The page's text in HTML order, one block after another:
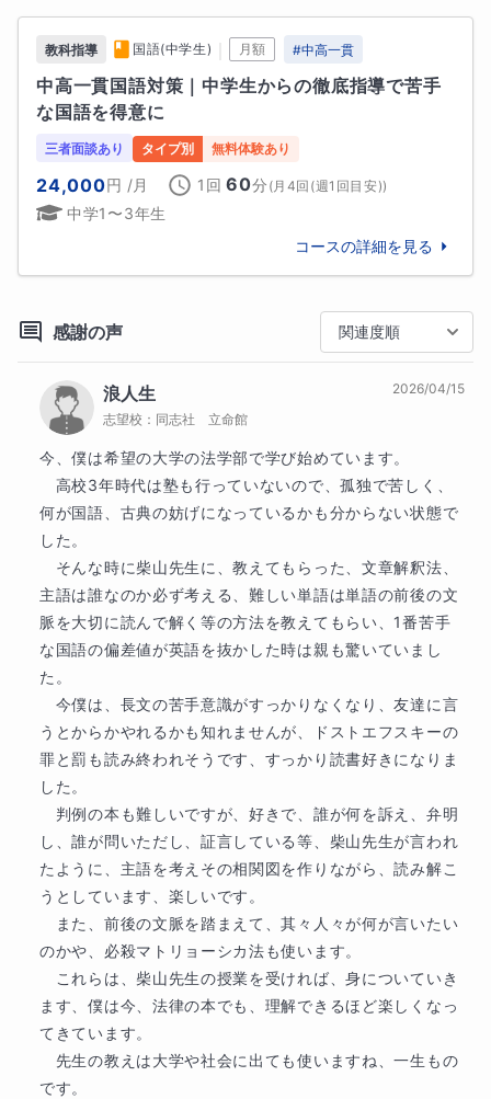
「読む・書く・聞く・まとめる・伝える」を通じたコ
ミュニケーション力や“話させる技術”を生かし、生徒
のやる気や本気、自立心を引き出しています。
国語は、どの科目にも欠かせない「思考力」を育む教
科です。【真の国語力】をつけるために私と一緒に頑
張りましょう！
◆生徒さんへのメッセージ
「憧れの大学に合格したい」
「偏差値をあと10アップしたい」
「小論文を書けるようになりたい」
――こんな切実な目標を持って、皆さんは家庭教師を
探していると思います。
私も「夢や目標を叶えたい生徒さんの助けになれた
ら」という思いで講師を続けています。
国語に限らず勉強で大切なのは、“わからない”という
ことに正直に向き合うこと。
それを解決するためにどうしようという考えが芽生え
た時から、学力アップが始まります。
私を信じて付いてきてついてきてもらえたらと思いま
◆指導科目
━━━━━━━━━━━━━━━━━
高校生：現代文、古文、漢文、小論文、願書・自己推
薦書、面接対策
中学生：現代文、古文、漢文、小論文、願書・自己推
薦書、面接対策
英語・数学（公立高校受験対策）
※そのほか文章にまつわる相談に対応できます！
ビブリオバトルのプレゼン原稿の添削実績も
★★・‥…―━━━―…―━━━―…‥・★★
東洋大学法学部（2024年度合格）
専修大学法学部（2024年度合格）
法政大学法学部（2024年度合格）
法政大学文学部（2024年度推薦合格）
大阪大学外国語学部（2023年度合格）
早稲田大学国際教養学部（2023年度合格）
獨協大学（2023年度合格）
芝浦工業大学建築学部（2023年度推薦合格）
長野県立大学グローバルマネジメント学部（2023年度
八王子学園八王子高校　特選（最上位）クラス（2023
日本女子大学（2022年合格）
京都教育大学教育学部（2021年合格）
京都橘大学書道コース（2021年合格）
広島大学教育学部（2019年合格）
関西外国語大学外国語学部（2019年合格）
大学
難関国公立大学
一橋大学
大阪大学
難関私立大学
学習院大学
慶應義塾大学 中央大学
難関国公立高校
兵庫県立神戸高等学校
難関私立高校
須磨学園高等学校
上位私立高校
八王子学園八王子高等学校
近畿大学附属高等学校
大阪桐蔭高等学校
他 5 校 すべて見る
専門学校
その他
京都コンピュータ学院京都駅前校
＜専＞京都建築大学校
教科指導 国語(中学生) 月額 #中高一貫
中高一貫国語対策｜中学生からの徹底指導で苦手
な国語を得意に
三者面談あり タイプ別 無料体験あり
24,000円 /月 1回 60分 ( 月4回(週1回目安))
中学1〜3年生
コースの詳細を見る
感謝の声 関連度順
浪人生
志望校： 同志社 立命館
2026/04/15
今、僕は希望の大学の法学部で学び始めています。
高校3年時代は塾も行っていないので、孤独で苦しく、
何が国語、古典の妨げになっているかも分からない状態で
した。
そんな時に柴山先生に、教えてもらった、文章解釈法、
主語は誰なのか必ず考える、難しい単語は単語の前後の文
脈を大切に読んで解く等の方法を教えてもらい、1番苦手
な国語の偏差値が英語を抜かした時は親も驚いていまし
た。
今僕は、長文の苦手意識がすっかりなくなり、友達に言
うとからかやれるかも知れませんが、ドストエフスキーの
罪と罰も読み終われそうです、すっかり読書好きになりま
した。
判例の本も難しいですが、好きで、誰が何を訴え、弁明
し、誰が問いただし、証言している等、柴山先生が言われ
たように、主語を考えその相関図を作りながら、読み解こ
うとしています、楽しいです。
また、前後の文脈を踏まえて、其々人々が何が言いたい
のかや、必殺マトリョーシカ法も使います。
これらは、柴山先生の授業を受ければ、身についていき
ます、僕は今、法律の本でも、理解できるほど楽しくなっ
てきています。
先生の教えは大学や社会に出ても使いますね、一生もの
です。